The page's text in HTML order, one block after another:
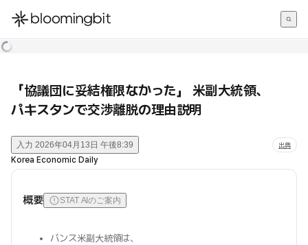
한국어
「協議団に妥結権限なかった」 米副大統領、
パキスタンで交渉離脱の理由説明
入力 2026年04月13日 午後8:39 出典
Korea Economic Daily
概要 STAT AIのご案内
バンス米副大統領は、